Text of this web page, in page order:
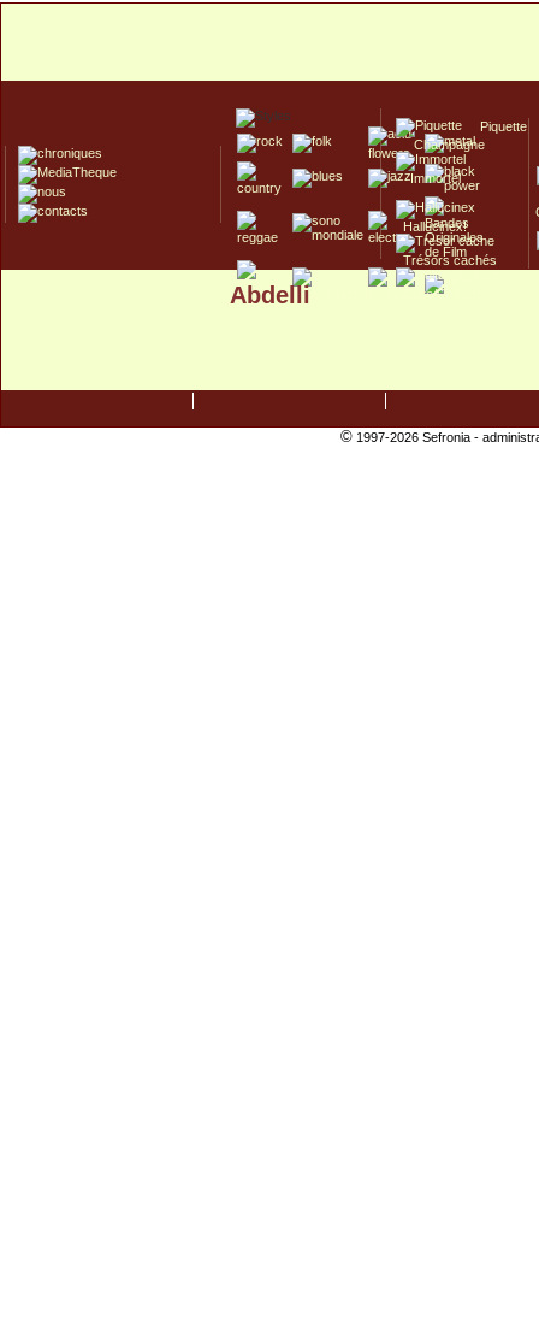
Piquette
Champagne
Immortel
Hallucinex!
Trésors cachés
Culte/Collector
Abdelli
©1997-2026 Sefronia -